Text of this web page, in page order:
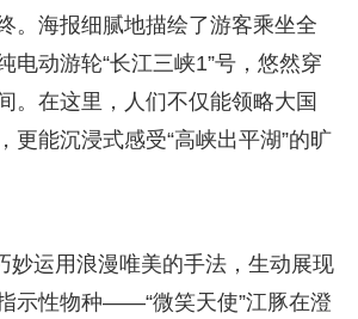
。海报细腻地描绘了游客乘坐全
电动游轮“长江三峡1”号，悠然穿
。在这里，人们不仅能领略大国
更能沉浸式感受“高峡出平湖”的旷
妙运用浪漫唯美的手法，生动展现
示性物种——“微笑天使”江豚在澄